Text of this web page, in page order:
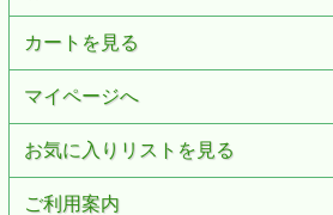
カートを見る
マイページへ
お気に入りリストを見る
ご利用案内